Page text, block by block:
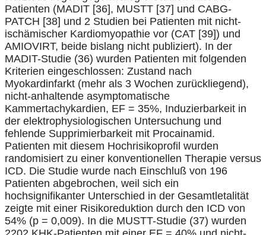
Patienten (MADIT [36], MUSTT [37] und CABG-
PATCH [38] und 2 Studien bei Patienten mit nicht-
ischämischer Kardiomyopathie vor (CAT [39]) und
AMIOVIRT, beide bislang nicht publiziert). In der
MADIT-Studie (36) wurden Patienten mit folgenden
Kriterien eingeschlossen: Zustand nach
Myokardinfarkt (mehr als 3 Wochen zurückliegend),
nicht-anhaltende asymptomatische
Kammertachykardien, EF = 35%, Induzierbarkeit in
der elektrophysiologischen Untersuchung und
fehlende Supprimierbarkeit mit Procainamid.
Patienten mit diesem Hochrisikoprofil wurden
randomisiert zu einer konventionellen Therapie versus
ICD. Die Studie wurde nach Einschluß von 196
Patienten abgebrochen, weil sich ein
hochsignifikanter Unterschied in der Gesamtletalität
zeigte mit einer Risikoreduktion durch den ICD von
54% (p = 0,009). In die MUSTT-Studie (37) wurden